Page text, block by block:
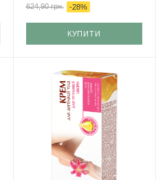
624,90грн. -28%
КУПИТИ